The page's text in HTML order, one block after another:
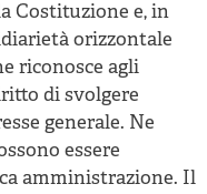
Costituzione e, in
orizzontale
riconosce agli
di svolgere
generale. Ne
essere
amministrazione. Il